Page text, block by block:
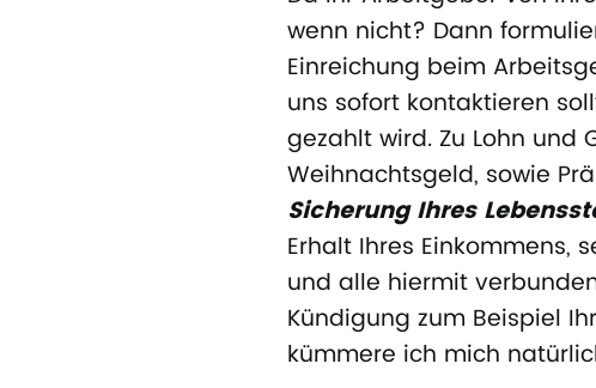
wenn nicht? Dann
Einreichung beim
uns sofort kontaktieren
gezahlt wird. Zu Lohn
Weihnachtsgeld, sowie
Sicherung Ihres
Erhalt Ihres Einkommens,
und alle hiermit
Kündigung zum Beispiel
kümmere ich mich